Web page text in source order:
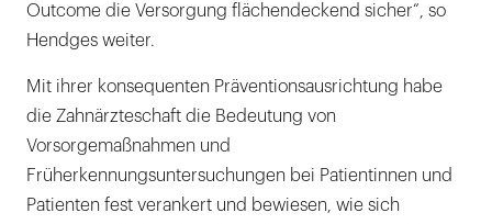
Outcome die Versorgung flächendeckend sicher“, so
Hendges weiter.
Mit ihrer konsequenten Präventionsausrichtung habe
die Zahnärzteschaft die Bedeutung von
Vorsorgemaßnahmen und
Früherkennungsuntersuchungen bei Patientinnen und
Patienten fest verankert und bewiesen, wie sich